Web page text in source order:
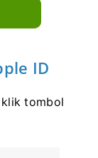
ID
klik tombol